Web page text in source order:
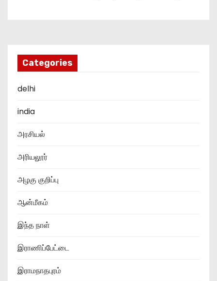
Categories
delhi
india
அரசியல்
அரியலூர்
அழகு குறிப்பு
ஆன்மீகம்
இந்த நாள்
இராணிப்பேட்டை
இராமநாதபுரம்